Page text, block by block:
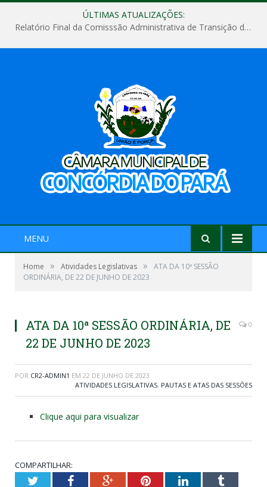
ÚLTIMAS ATUALIZAÇÕES:
Relatório Final da Comisssão Administrativa de Transição de Mandato do Poder Legislativo do Município de Concórdia do Pará
MENU
Home » Atividades Legislativas »
ATA DA 10ª SESSÃO
ORDINÁRIA, DE 22 DE JUNHO DE 2023
ATA DA 10ª SESSÃO ORDINÁRIA, DE
22 DE JUNHO DE 2023
0
POR CR2-ADMIN1 EM 22 DE JUNHO DE 2023
ATIVIDADES LEGISLATIVAS, PAUTAS E ATAS DAS SESSÕES
Clique aqui para visualizar
COMPARTILHAR:
TwitterFacebookGoogle+PinterestLinkedInTumblr